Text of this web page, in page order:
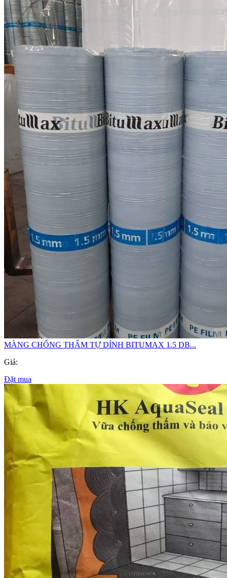
MÀNG CHỐNG THẤM TỰ DÍNH BITUMAX 1.5 DB...
Giá:
Đặt mua